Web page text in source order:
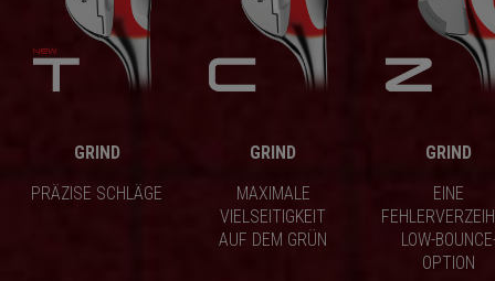
GRIND GRIND
GRIND
PRÄZISE SCHLÄGE
MAXIMALE
VIELSEITIGKEIT
AUF DEM GRÜN
EINE
LOW-
OPTION